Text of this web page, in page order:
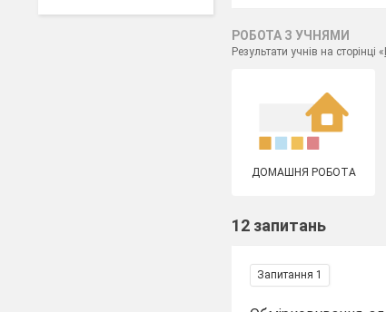
РОБОТА З УЧНЯМИ
Результати учнів на сторінці «
ДОМАШНЯ РОБОТА
12 запитань
Запитання 1